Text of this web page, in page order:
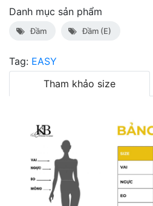
Danh mục sản phẩm
Đầm Đầm (E)
Tag: EASY
Tham khảo size